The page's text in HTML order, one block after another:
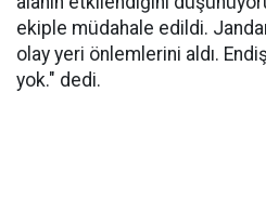
ekiple müdahale edildi.
olay yeri önlemlerini aldı.
yok." dedi.